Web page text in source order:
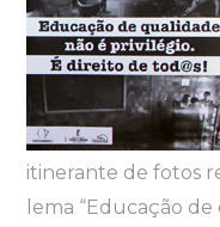
itinerante de fotos
lema “Educação